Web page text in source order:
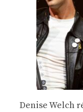
Denise Welch